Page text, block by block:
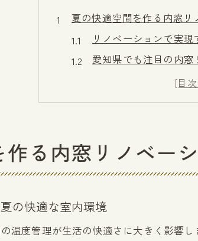
夏の快適空間を作る内窓リ
リノベーションで実
愛知県でも注目の内
暑さ対策に有効な内
リノベーションで冷
遮熱と断熱の違いを内窓選
リノベーションで内
遮熱・断熱それぞれの
リノベーションで失
る内窓リノベー
の快適な室内環境
温度管理が生活の快適さに大きく影響